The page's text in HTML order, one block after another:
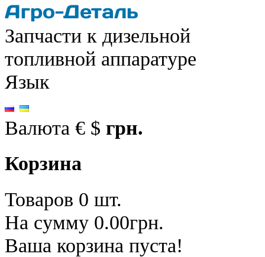
Запчасти к дизельной
топливной аппаратуре
Язык
Валюта € $ грн.
Корзина
Товаров 0 шт.
На сумму 0.00грн.
Ваша корзина пуста!